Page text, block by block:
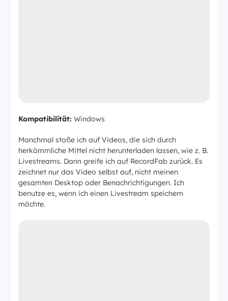
Kompatibilität: Windows
Manchmal stoße ich auf Videos, die sich durch
herkömmliche Mittel nicht herunterladen lassen, wie z. B.
Livestreams. Dann greife ich auf RecordFab zurück. Es
zeichnet nur das Video selbst auf, nicht meinen
gesamten Desktop oder Benachrichtigungen. Ich
benutze es, wenn ich einen Livestream speichern
möchte.